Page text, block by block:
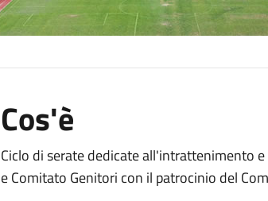
Cos'è
Ciclo di serate dedicate all'intrattenimento
e Comitato Genitori con il patrocinio del